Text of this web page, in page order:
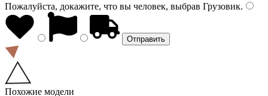
Пожалуйста, докажите, что вы человек, выбрав Грузовик.
Похожие модели